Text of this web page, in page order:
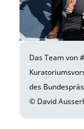
Das Team von
des
© David